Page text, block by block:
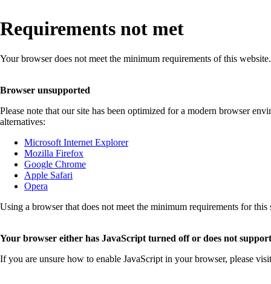
Requirements not met
Your browser does not meet the minimum requirements of this
Browser unsupported
Please note that our site has been optimized for a modern browser
alternatives:
Microsoft Internet Explorer
Mozilla Firefox
Google Chrome
Apple Safari
Opera
Using a browser that does not meet the minimum requirements for
Your browser either has JavaScript turned off or does not
If you are unsure how to enable JavaScript in your browser, please visit